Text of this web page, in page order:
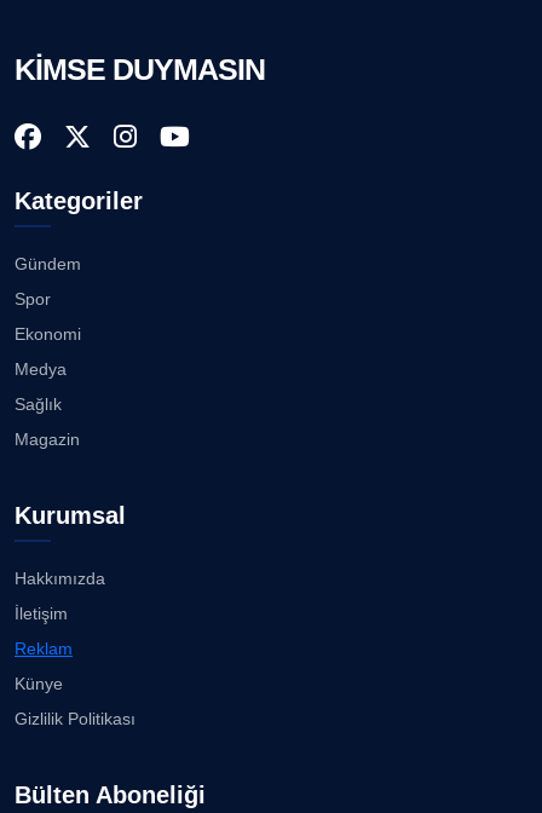
KİMSE DUYMASIN
Kategoriler
Gündem
Spor
Ekonomi
Medya
Sağlık
Magazin
Kurumsal
Hakkımızda
İletişim
Reklam
Künye
Gizlilik Politikası
Bülten Aboneliği